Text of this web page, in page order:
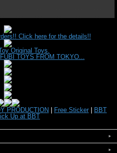
Click here for the details!!
Original Toys.
TOYS FROM TOKYO...
PRODUCTION | Free Sticker | BBT
Up at BBT